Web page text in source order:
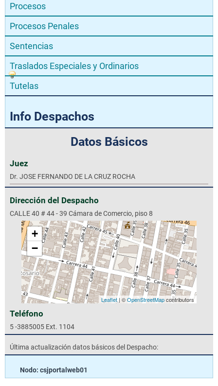
Procesos
Procesos Penales
Sentencias
Traslados Especiales y Ordinarios
Tutelas
Info Despachos
Datos Básicos
Juez
Dr. JOSE FERNANDO DE LA CRUZ ROCHA
Dirección del Despacho
CALLE 40 # 44 - 39 Cámara de Comercio, piso 8
+
−
Leaflet| ©OpenStreetMapcontributors
Teléfono
5 -3885005 Ext. 1104
Última actualización datos básicos del Despacho:
Nodo: csjportalweb01